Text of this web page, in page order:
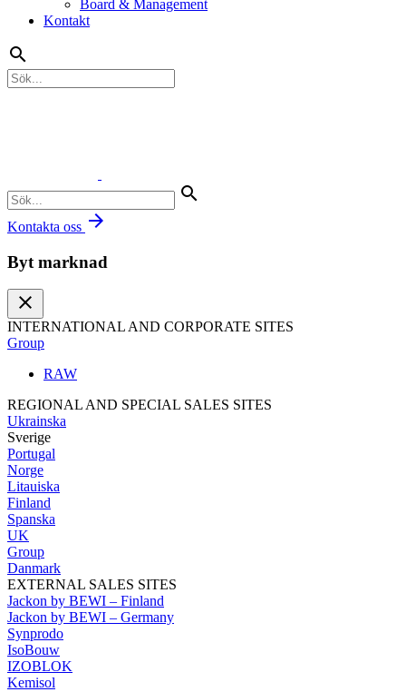
Board & Management
Kontakt
search
search
Kontakta oss arrow_forward
Byt marknad
close
INTERNATIONAL AND CORPORATE SITES
Group
RAW
REGIONAL AND SPECIAL SALES SITES
Ukrainska
Sverige
Portugal
Norge
Litauiska
Finland
Spanska
UK
Group
Danmark
EXTERNAL SALES SITES
Jackon by BEWI – Finland
Jackon by BEWI – Germany
Synprodo
IsoBouw
IZOBLOK
Kemisol